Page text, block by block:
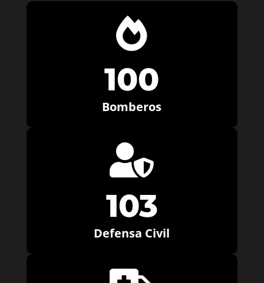

100
Bomberos

103
Defensa Civil